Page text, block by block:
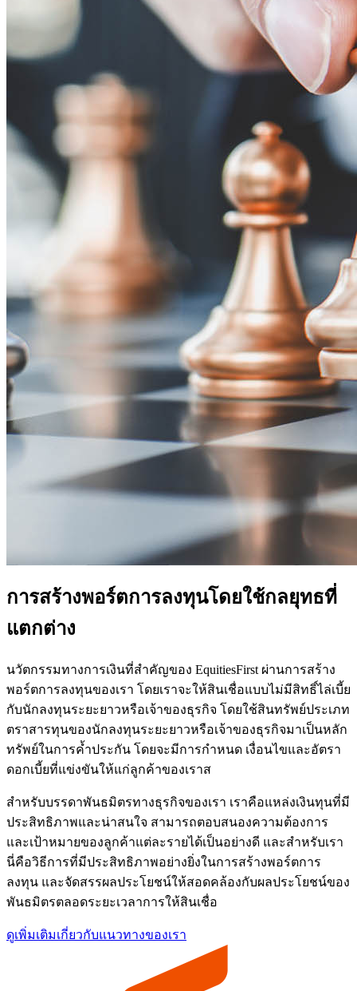
การสร้างพอร์ตการลงทุนโดยใช้กลยุทธที่
แตกต่าง
นวัตกรรมทางการเงินที่สำคัญของ EquitiesFirst ผ่านการสร้าง
พอร์ตการลงทุนของเรา โดยเราจะให้สินเชื่อแบบไม่มีสิทธิ์ไล่เบี้ย
กับนักลงทุนระยะยาวหรือเจ้าของธุรกิจ โดยใช้สินทรัพย์ประเภท
ตราสารทุนของนักลงทุนระยะยาวหรือเจ้าของธุรกิจมาเป็นหลัก
ทรัพย์ในการค้ำประกัน โดยจะมีการกำหนด เงื่อนไขและอัตรา
ดอกเบี้ยที่แข่งขันให้แก่ลูกค้าของเราส
สำหรับบรรดาพันธมิตรทางธุรกิจของเรา เราคือแหล่งเงินทุนที่มี
ประสิทธิภาพและน่าสนใจ สามารถตอบสนองความต้องการ
และเป้าหมายของลูกค้าแต่ละรายได้เป็นอย่างดี และสำหรับเรา
นี่คือวิธีการที่มีประสิทธิภาพอย่างยิ่งในการสร้างพอร์ตการ
ลงทุน และจัดสรรผลประโยชน์ให้สอดคล้องกับผลประโยชน์ของ
พันธมิตรตลอดระยะเวลาการให้สินเชื่อ
ดูเพิ่มเติมเกี่ยวกับแนวทางของเรา